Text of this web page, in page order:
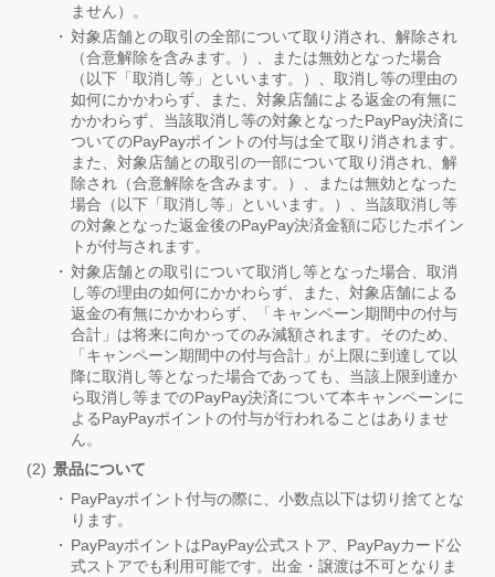
ません）。
対象店舗との取引の全部について取り消され、解除され
（合意解除を含みます。）、または無効となった場合
（以下「取消し等」といいます。）、取消し等の理由の
如何にかかわらず、また、対象店舗による返金の有無に
かかわらず、当該取消し等の対象となったPayPay決済に
ついてのPayPayポイントの付与は全て取り消されます。
また、対象店舗との取引の一部について取り消され、解
除され（合意解除を含みます。）、または無効となった
場合（以下「取消し等」といいます。）、当該取消し等
の対象となった返金後のPayPay決済金額に応じたポイン
トが付与されます。
対象店舗との取引について取消し等となった場合、取消
し等の理由の如何にかかわらず、また、対象店舗による
返金の有無にかかわらず、「キャンペーン期間中の付与
合計」は将来に向かってのみ減額されます。そのため、
「キャンペーン期間中の付与合計」が上限に到達して以
降に取消し等となった場合であっても、当該上限到達か
ら取消し等までのPayPay決済について本キャンペーンに
よるPayPayポイントの付与が行われることはありませ
ん。
景品について
PayPayポイント付与の際に、小数点以下は切り捨てとな
ります。
PayPayポイントはPayPay公式ストア、PayPayカード公
式ストアでも利用可能です。出金・譲渡は不可となりま